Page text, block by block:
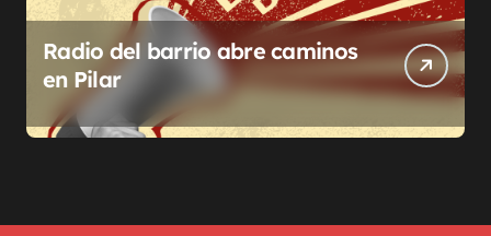
Radio del barrio abre caminos
en Pilar